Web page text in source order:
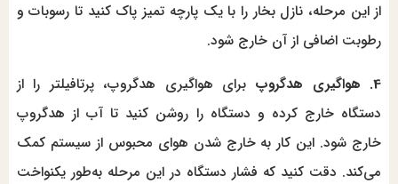
از این مرحله، نازل بخار را با یک پارچه تمیز پاک کنید تا رسوبات و
رطوبت اضافی از آن خارج شود.
4. هواگیری هدگروپ
برای هواگیری هدگروپ، پرتافیلتر را از
دستگاه خارج کرده و دستگاه را روشن کنید تا آب از هدگروپ
خارج شود. این کار به خارج شدن هوای محبوس از سیستم کمک
می‌کند. دقت کنید که فشار دستگاه در این مرحله به‌طور یکنواخت